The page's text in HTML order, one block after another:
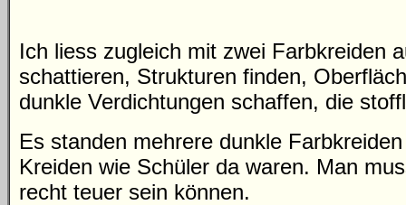
Ich liess zugleich mit zwei Farbkreiden
schattieren, Strukturen finden,
dunkle Verdichtungen schaffen, die
Es standen mehrere dunkle
Kreiden wie Schüler da waren. Man
recht teuer sein können.